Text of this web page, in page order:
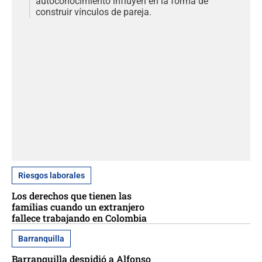
construir vínculos de pareja.
Riesgos laborales
Los derechos que tienen las
familias cuando un extranjero
fallece trabajando en Colombia
Barranquilla
Barranquilla despidió a Alfonso